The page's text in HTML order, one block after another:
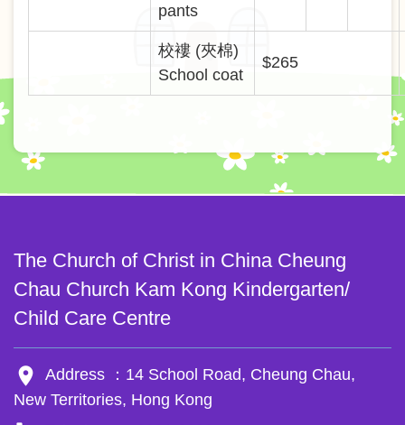
pants
校褸 (夾棉)
School coat
$265
The Church of Christ in China Cheung
Chau Church Kam Kong Kindergarten/
Child Care Centre
room
Address ：14 School Road, Cheung Chau,
New Territories, Hong Kong